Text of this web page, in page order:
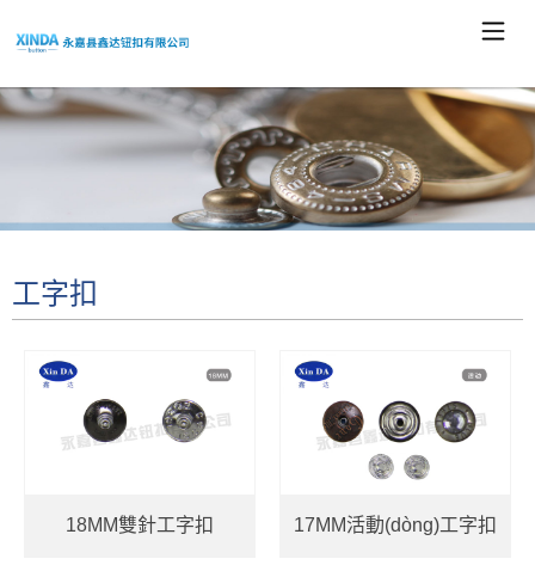
工字扣
18MM雙針工字扣 17MM活動(dòng)工字扣